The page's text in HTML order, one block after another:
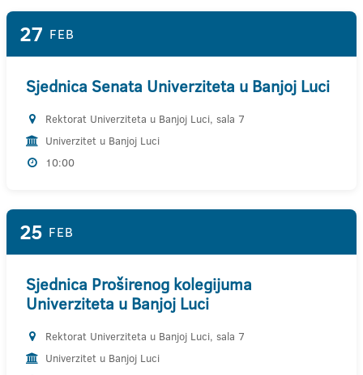
27 FEB
Sjednica Senata Univerziteta u Banjoj Luci
Rektorat Univerziteta u Banjoj Luci, sala 7
Univerzitet u Banjoj Luci
10:00
25 FEB
Sjednica Proširenog kolegijuma
Univerziteta u Banjoj Luci
Rektorat Univerziteta u Banjoj Luci, sala 7
Univerzitet u Banjoj Luci